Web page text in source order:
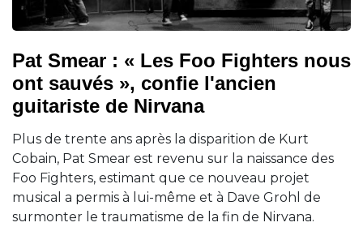
Pat Smear : « Les Foo Fighters nous
ont sauvés », confie l'ancien
guitariste de Nirvana
Plus de trente ans après la disparition de Kurt
Cobain, Pat Smear est revenu sur la naissance des
Foo Fighters, estimant que ce nouveau projet
musical a permis à lui-même et à Dave Grohl de
surmonter le traumatisme de la fin de Nirvana.